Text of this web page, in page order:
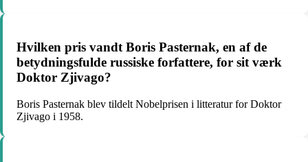
Hvilken pris vandt Boris Pasternak, en af de
betydningsfulde russiske forfattere, for sit værk
Doktor Zjivago?
Boris Pasternak blev tildelt Nobelprisen i litteratur for Doktor
Zjivago i 1958.